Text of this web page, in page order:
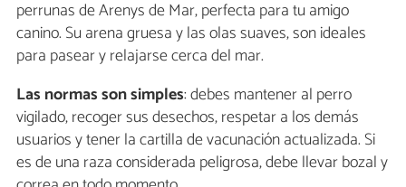
perrunas de Arenys de Mar, perfecta para tu amigo
canino. Su arena gruesa y las olas suaves, son ideales
para pasear y relajarse cerca del mar.
Las normas son simples: debes mantener al perro
vigilado, recoger sus desechos, respetar a los demás
usuarios y tener la cartilla de vacunación actualizada. Si
es de una raza considerada peligrosa, debe llevar bozal y